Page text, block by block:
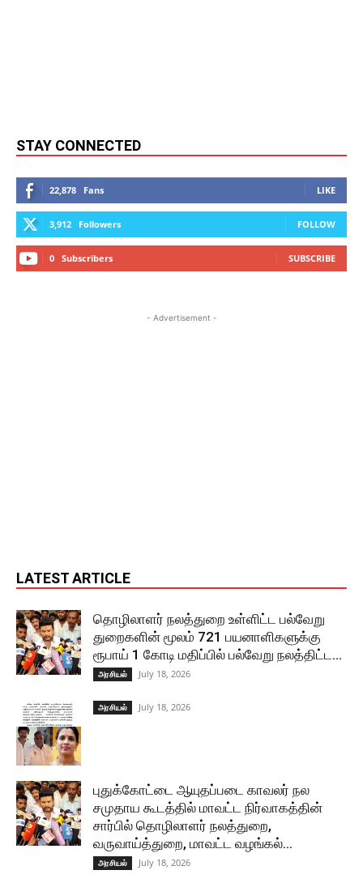
STAY CONNECTED
22,878 Fans LIKE
3,912 Followers FOLLOW
0 Subscribers SUBSCRIBE
- Advertisement -
LATEST ARTICLE
தொழிலாளர் நலத்துறை உள்ளிட்ட பல்வேறு
துறைகளின் மூலம் 721 பயனாளிகளுக்கு
ரூபாய் 1 கோடி மதிப்பில் பல்வேறு நலத்திட்ட...
அரசியல் July 18, 2026
அரசியல் July 18, 2026
புதுக்கோட்டை ஆயுதப்படை காவலர் நல
சமுதாய கூடத்தில் மாவட்ட நிர்வாகத்தின்
சார்பில் தொழிலாளர் நலத்துறை,
வருவாய்த்துறை, மாவட்ட வழங்கல்...
அரசியல் July 18, 2026